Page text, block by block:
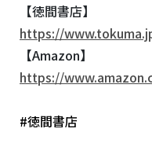
【徳間書店】
https://
【Amazon】
https://
#徳間書店